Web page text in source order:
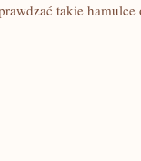
takie hamulce